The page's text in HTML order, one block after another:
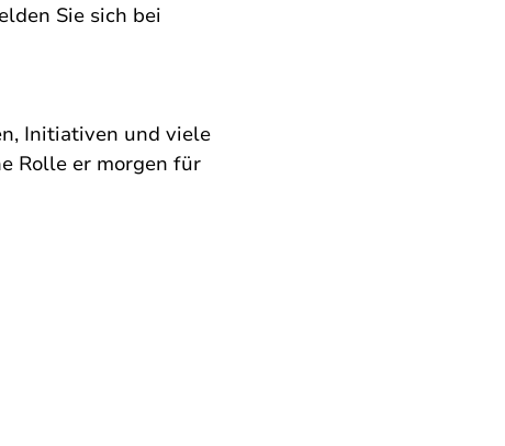
Sie sich bei
Initiativen und viele
Rolle er morgen für